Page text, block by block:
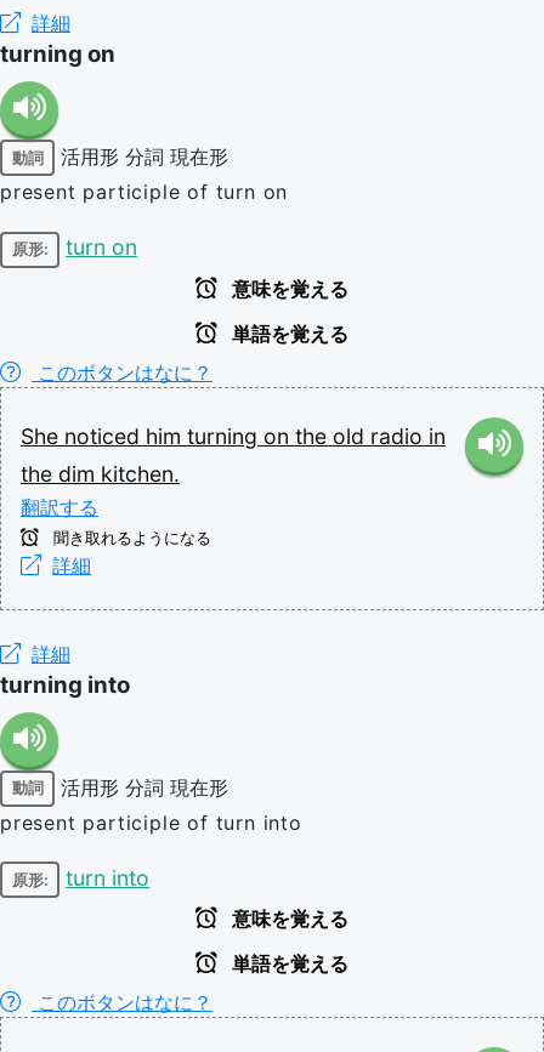
詳細
turning on
動詞 活用形 分詞 現在形
present participle of turn on
原形: turn on
意味を覚える
単語を覚える
このボタンはなに？
She noticed him turning on the old radio in
the dim kitchen.
翻訳する
聞き取れるようになる
詳細
詳細
turning into
動詞 活用形 分詞 現在形
present participle of turn into
原形: turn into
意味を覚える
単語を覚える
このボタンはなに？